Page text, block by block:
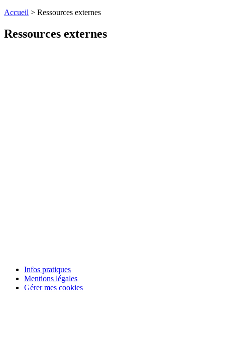
Accueil > Ressources externes
Ressources externes
Infos pratiques
Mentions légales
Gérer mes cookies